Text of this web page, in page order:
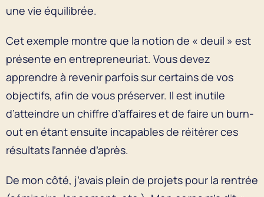
une vie équilibrée.
Cet exemple montre que la notion de « deuil » est
présente en entrepreneuriat. Vous devez
apprendre à revenir parfois sur certains de vos
objectifs, afin de vous préserver. Il est inutile
d’atteindre un chiffre d’affaires et de faire un burn-
out en étant ensuite incapables de réitérer ces
résultats l’année d’après.
De mon côté, j’avais plein de projets pour la rentrée